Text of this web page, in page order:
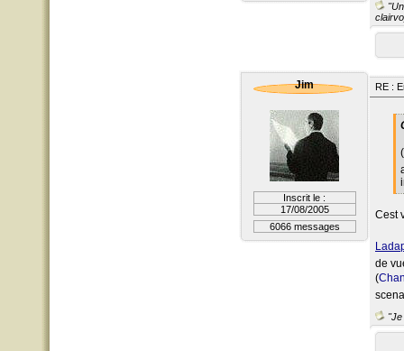
Jim
Inscrit le :
17/08/2005
6066 messages
RE :
Cest
de
(